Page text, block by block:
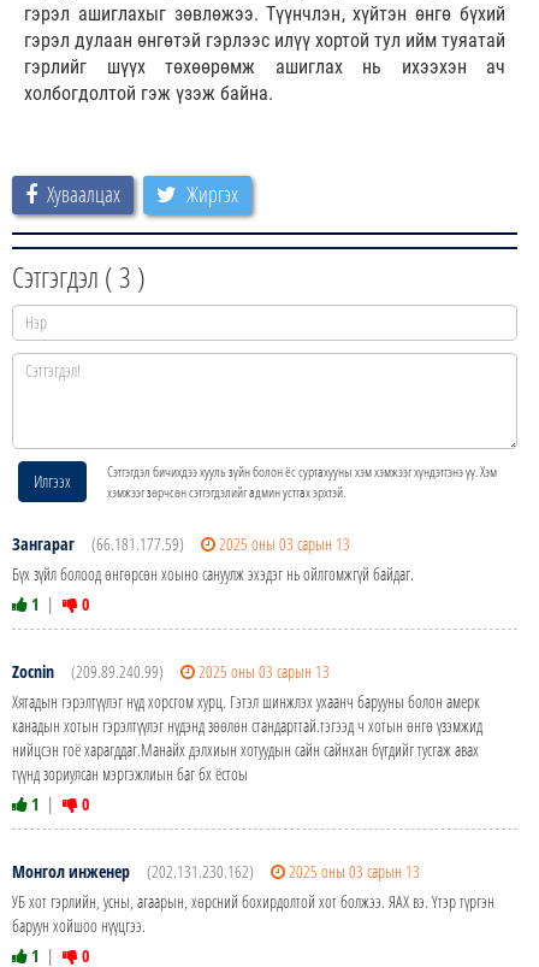
гэрэл ашиглахыг зөвлөжээ. Түүнчлэн, хүйтэн өнгө бүхий
гэрэл дулаан өнгөтэй гэрлээс илүү хортой тул ийм туяатай
гэрлийг шүүх төхөөрөмж ашиглах нь ихээхэн ач
холбогдолтой гэж үзэж байна.
Хуваалцах Жиргэх
Сэтгэгдэл ( 3 )
Илгээх
Сэтгэгдэл бичихдээ хууль зүйн болон ёс суртахууны хэм хэмжээг хүндэтгэнэ үү. Хэм
хэмжээг зөрчсөн сэтгэгдэлийг админ устгах эрхтэй.
Зангараг (66.181.177.59)
2025 оны 03 сарын 13
Бүх зүйл болоод өнгөрсөн хоыно сануулж эхэдэг нь ойлгомжгүй байдаг.
1 | 0
Zocnin (209.89.240.99)
2025 оны 03 сарын 13
Хятадын гэрэлтүүлэг нүд хорсгом хурц. Гэтэл шинжлэх ухаанч барууны болон амерк
канадын хотын гэрэлтүүлэг нүдэнд зөөлөн стандарттай.тэгээд ч хотын өнгө үзэмжид
нийцсэн гоё харагддаг.Манайх дэлхиын хотуудын сайн сайнхан бүгдийг тусгаж авах
түүнд зориулсан мэргэжлиын баг бх ёстоы
1 | 0
Монгол инженер (202.131.230.162)
2025 оны 03 сарын 13
УБ хот гэрлийн, усны, агаарын, хөрсний бохирдолтой хот болжээ. ЯАХ вэ. Үтэр түргэн
баруун хойшоо нүүцгээ.
1 | 0